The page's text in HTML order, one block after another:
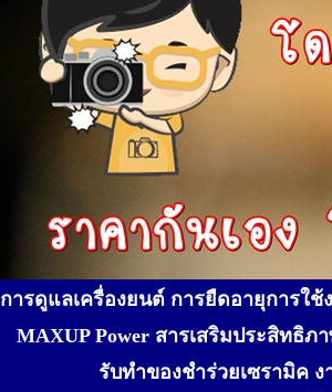
การดูแลเครื่องยนต์ การยืดอายุการใ
MAXUP Power สารเสริมประสิทธิ
รับทำของชำร่วยเซรามิค